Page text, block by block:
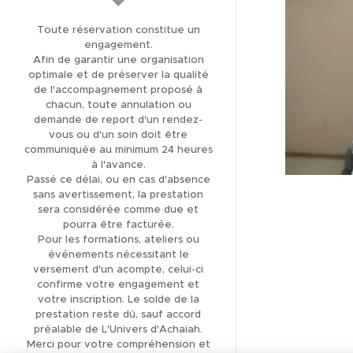
AVIS CLIENTS 5,0 *****
(137)
THÉRAPIE ET SOIN
ÉNERGÉTIQUE
LIBÉRATION DES
MÉMOIRES KARMIQUES
LIBÉRATION DES
MÉMOIRES
TRANSGÉNÉRATIONNELLES
FORMATION
MAGNÉTISME ET SOINS
ÉNERGÉTIQUES
FORMATION
CANALISATION
BOUTIQUE EN LIGNE
Toute réservation constitue un
engagement.
Afin de garantir une organisation
optimale et de préserver la qualité
de l'accompagnement proposé à
chacun, toute annulation ou
demande de report d'un rendez-
vous ou d'un soin doit être
communiquée au minimum 24 heures
à l'avance.
Passé ce délai, ou en cas d'absence
sans avertissement, la prestation
sera considérée comme due et
pourra être facturée.
Pour les formations, ateliers ou
événements nécessitant le
versement d'un acompte, celui-ci
confirme votre engagement et
votre inscription. Le solde de la
prestation reste dû, sauf accord
préalable de L'Univers d'Achaiah.
Merci pour votre compréhension et